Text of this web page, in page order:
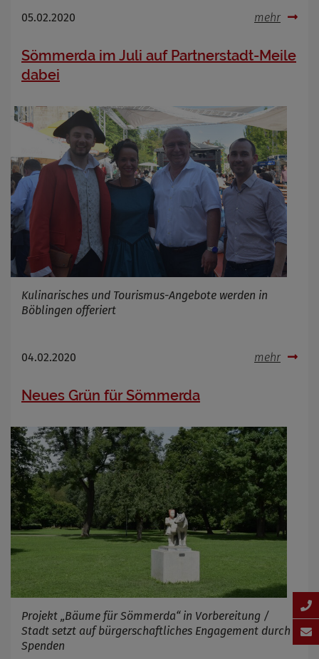
05.02.2020 mehr
Sömmerda im Juli auf Partnerstadt-Meile
dabei
Kulinarisches und Tourismus-Angebote werden in
Böblingen offeriert
04.02.2020 mehr
Neues Grün für Sömmerda
Projekt „Bäume für Sömmerda“ in Vorbereitung /
Stadt setzt auf bürgerschaftliches Engagement durch
Spenden